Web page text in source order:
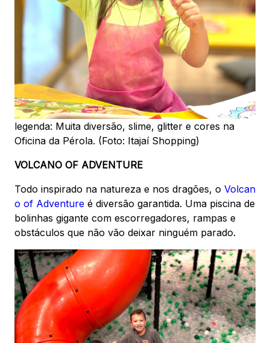
legenda: Muita diversão, slime, glitter e cores na
Oficina da Pérola. (Foto: Itajaí Shopping)
VOLCANO OF ADVENTURE
Todo inspirado na natureza e nos dragões, o Volcan
o of Adventure é diversão garantida. Uma piscina de
bolinhas gigante com escorregadores, rampas e
obstáculos que não vão deixar ninguém parado.